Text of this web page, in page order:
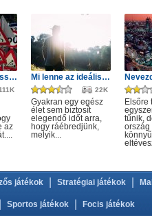
Felismered az összes KRESZ táblát?
az
Mi lenne az ideális munka számodra?
22K
Gyakran egy egész
élet sem biztosít
elegendő időt arra,
hogy ráébredjünk,
melyik...
Elsőre
tűnik,
ország
könnyű
játékok Stratégiai játékok
Sportos játékok Focis játékok